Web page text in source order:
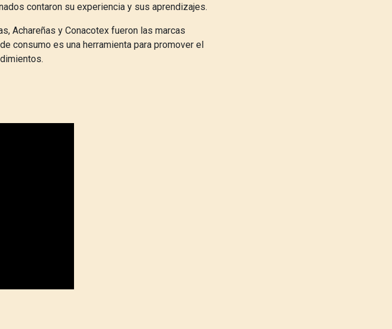
contaron su experiencia y sus aprendizajes.
Achareñas y Conacotex fueron las marcas
consumo es una herramienta para promover el